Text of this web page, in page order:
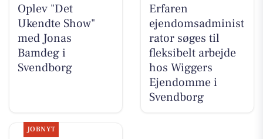
Oplev "Det
Ukendte Show"
med Jonas
Bamdeg i
Svendborg
Erfaren
ejendomsadminist
rator søges til
fleksibelt arbejde
hos Wiggers
Ejendomme i
Svendborg
JOBNYT